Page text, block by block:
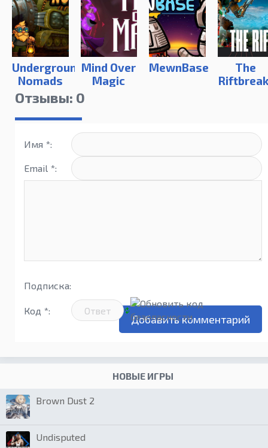
Underground
Nomads
Mind Over
Magic
MewnBase
The
Отзывы: 0
Имя *:
Email *:
Подписка:
Код *:
НОВЫЕ ИГРЫ
Brown Dust 2
Undisputed